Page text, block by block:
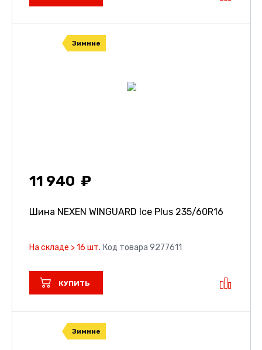
Зимние
11 940
Шина NEXEN WINGUARD Ice Plus 235/60R16
На складе > 16 шт. Код товара 9277611
КУПИТЬ
Зимние